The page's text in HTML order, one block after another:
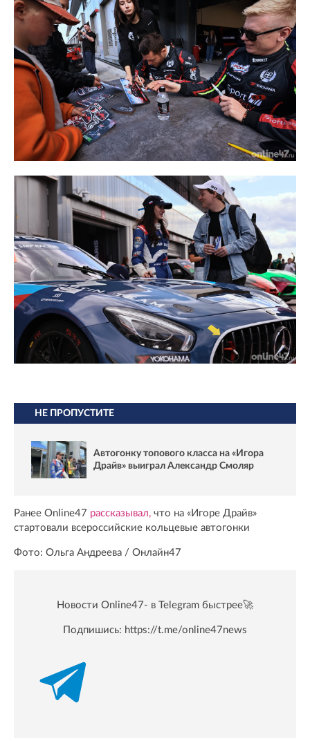
НЕ ПРОПУСТИТЕ
Автогонку топового класса на «Игора
Драйв» выиграл Александр Смоляр
Ранее Online47 рассказывал, что на «Игоре Драйв»
стартовали всероссийские кольцевые автогонки
Фото: Ольга Андреева / Онлайн47
Новости Online47- в Telegram быстрее🚀
Подпишись: https://t.me/online47news